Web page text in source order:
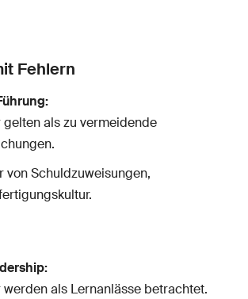
Fehlern
gelten als zu vermeidende
von Schuldzuweisungen,
werden als Lernanlässe betrachtet.